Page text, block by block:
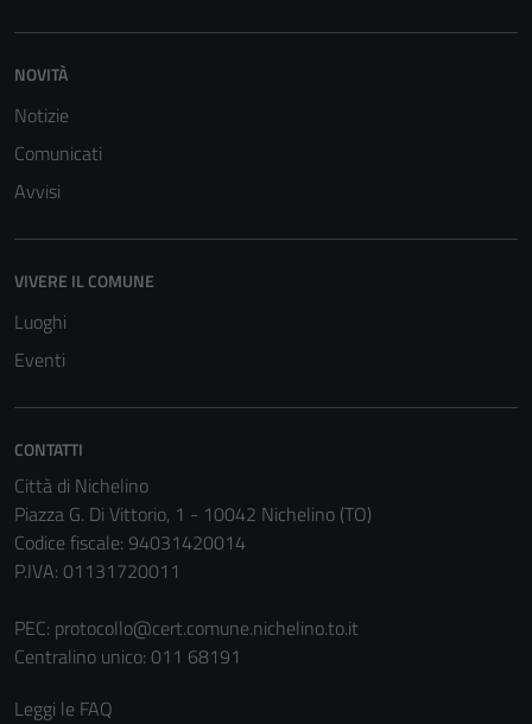
NOVITÀ
Notizie
Comunicati
Avvisi
VIVERE IL COMUNE
Luoghi
Eventi
CONTATTI
Città di Nichelino
Piazza G. Di Vittorio, 1 - 10042 Nichelino (TO)
Codice fiscale: 94031420014
P.IVA: 01131720011
PEC: protocollo@cert.comune.nichelino.to.it
Centralino unico: 011 68191
Leggi le FAQ